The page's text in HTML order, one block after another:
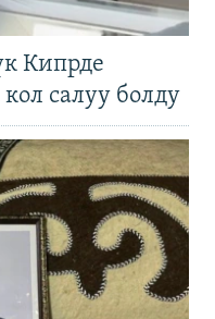
Кипрде
салуу болду